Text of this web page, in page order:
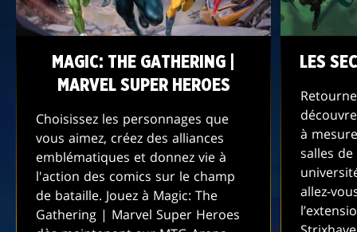
MAGIC: THE GATHERING |
MARVEL SUPER HEROES
Choisissez les personnages que
vous aimez, créez des alliances
emblématiques et donnez vie à
l'action des comics sur le champ
de bataille. Jouez à Magic: The
Gathering | Marvel Super Heroes
LES
à
salles
allez-